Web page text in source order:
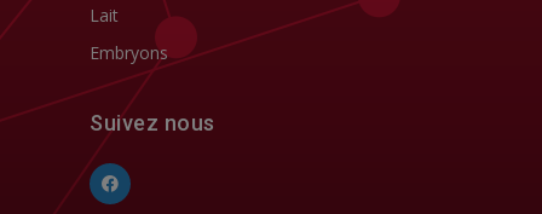
Lait
Embryons
Suivez nous